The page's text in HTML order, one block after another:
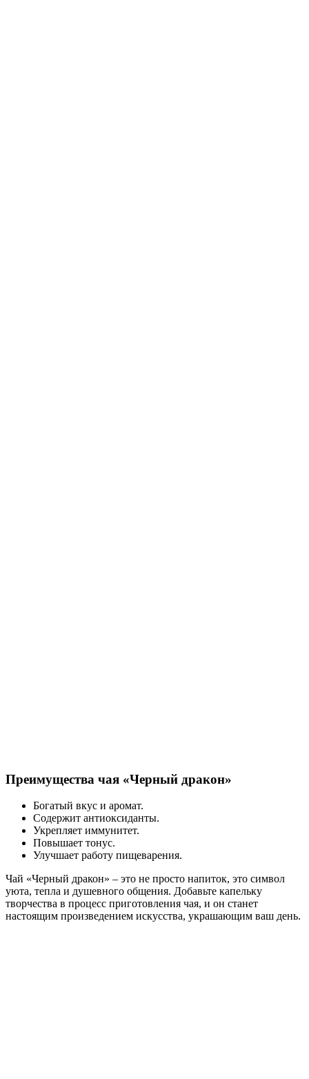
Преимущества чая «Черный дракон»
Богатый вкус и аромат.
Содержит антиоксиданты.
Укрепляет иммунитет.
Повышает тонус.
Улучшает работу пищеварения.
Чай «Черный дракон» – это не просто напиток, это символ
уюта, тепла и душевного общения. Добавьте капельку
творчества в процесс приготовления чая, и он станет
настоящим произведением искусства, украшающим ваш день.